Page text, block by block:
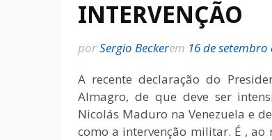
INTERVENÇÃO
porSergio Beckerem 16 de setembro
A recente declaração do
Almagro, de que deve ser
Nicolás Maduro na Venezuela e
como a intervenção militar. É ,